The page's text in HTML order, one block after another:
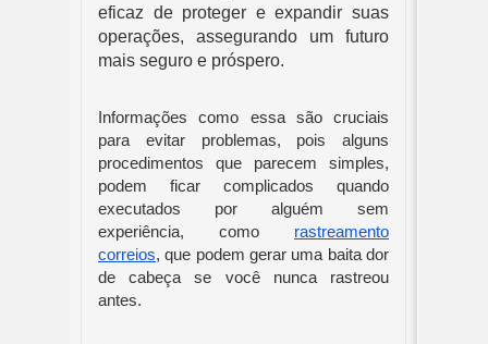
eficaz de proteger e expandir suas
operações, assegurando um futuro
mais seguro e próspero.
Informações como essa são cruciais
para evitar problemas, pois alguns
procedimentos que parecem simples,
podem ficar complicados quando
executados por alguém sem
experiência, como rastreamento
correios, que podem gerar uma baita dor
de cabeça se você nunca rastreou
antes.